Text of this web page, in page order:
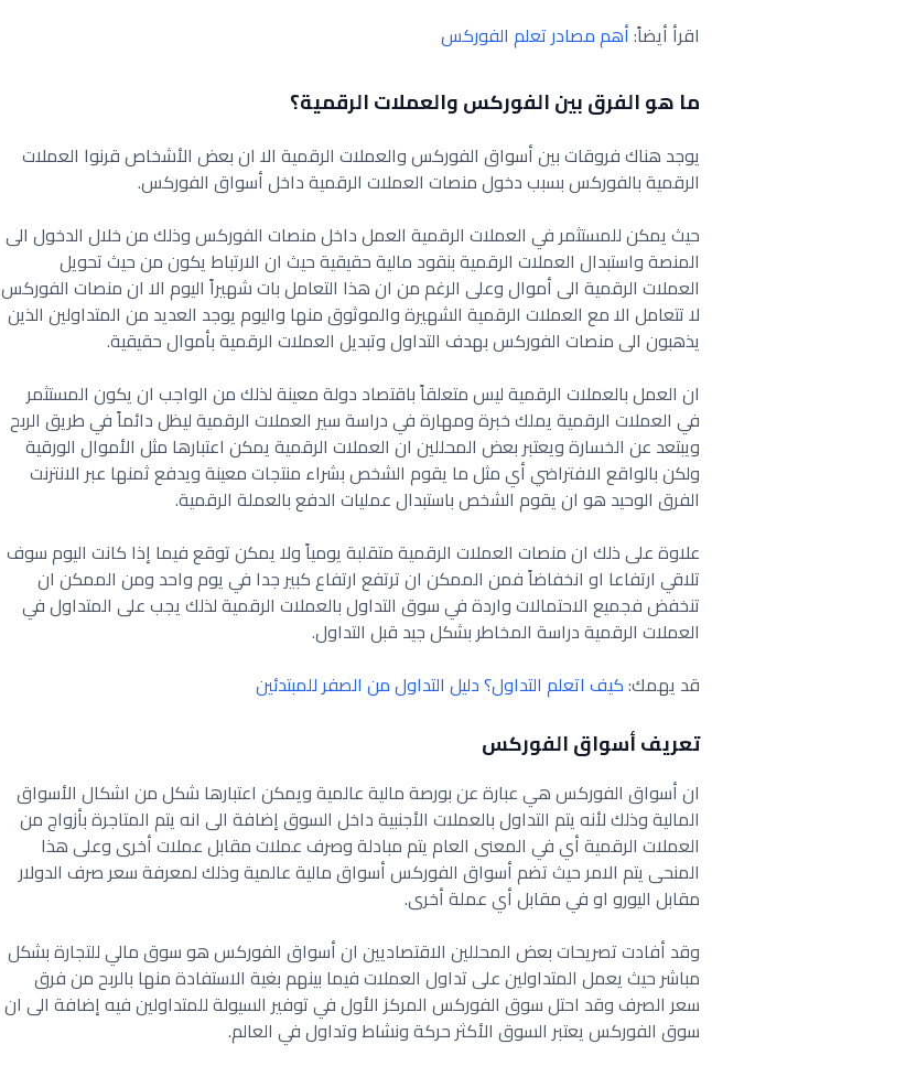
اقرأ أيضاً:أهم مصادر تعلم الفوركس
ما هو الفرق بين الفوركس والعملات الرقمية؟
يوجد هناك فروقات بين أسواق الفوركس والعملات الرقمية الا ان بعض الأشخاص قرنوا العملات
الرقمية بالفوركس بسبب دخول منصات العملات الرقمية داخل أسواق الفوركس.
حيث يمكن للمستثمر في العملات الرقمية العمل داخل منصات الفوركس وذلك من خلال الدخول الى
المنصة واستبدال العملات الرقمية بنقود مالية حقيقية حيث ان الارتباط يكون من حيث تحويل
العملات الرقمية الى أموال وعلى الرغم من ان هذا التعامل بات شهيراً اليوم الا ان منصات الفوركس
لا تتعامل الا مع العملات الرقمية الشهيرة والموثوق منها واليوم يوجد العديد من المتداولين الذين
يذهبون الى منصات الفوركس بهدف التداول وتبديل العملات الرقمية بأموال حقيقية.
ان العمل بالعملات الرقمية ليس متعلقاً باقتصاد دولة معينة لذلك من الواجب ان يكون المستثمر
في العملات الرقمية يملك خبرة ومهارة في دراسة سير العملات الرقمية ليظل دائماً في طريق الربح
ويبتعد عن الخسارة ويعتبر بعض المحللين ان العملات الرقمية يمكن اعتبارها مثل الأموال الورقية
ولكن بالواقع الافتراضي أي مثل ما يقوم الشخص بشراء منتجات معينة ويدفع ثمنها عبر الانترنت
الفرق الوحيد هو ان يقوم الشخص باستبدال عمليات الدفع بالعملة الرقمية.
علاوة على ذلك ان منصات العملات الرقمية متقلبة يومياً ولا يمكن توقع فيما إذا كانت اليوم سوف
تلاقي ارتفاعا او انخفاضاً فمن الممكن ان ترتفع ارتفاع كبير جدا في يوم واحد ومن الممكن ان
تنخفض فجميع الاحتمالات واردة في سوق التداول بالعملات الرقمية لذلك يجب على المتداول في
العملات الرقمية دراسة المخاطر بشكل جيد قبل التداول.
قد يهمك:كيف اتعلم التداول؟ دليل التداول من الصفر للمبتدئين
تعريف أسواق الفوركس
ان أسواق الفوركس هي عبارة عن بورصة مالية عالمية ويمكن اعتبارها شكل من اشكال الأسواق
المالية وذلك لأنه يتم التداول بالعملات الأجنبية داخل السوق إضافة الى انه يتم المتاجرة بأزواج من
العملات الرقمية أي في المعنى العام يتم مبادلة وصرف عملات مقابل عملات أخرى وعلى هذا
المنحى يتم الامر حيث تضم أسواق الفوركس أسواق مالية عالمية وذلك لمعرفة سعر صرف الدولار
مقابل اليورو او في مقابل أي عملة أخرى.
وقد أفادت تصريحات بعض المحللين الاقتصاديين ان أسواق الفوركس هو سوق مالي للتجارة بشكل
مباشر حيث يعمل المتداولين على تداول العملات فيما بينهم بغية الاستفادة منها بالربح من فرق
سعر الصرف وقد احتل سوق الفوركس المركز الأول في توفير السيولة للمتداولين فيه إضافة الى ان
سوق الفوركس يعتبر السوق الأكثر حركة ونشاط وتداول في العالم.